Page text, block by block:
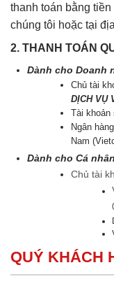
thanh toán bằng
chúng tôi hoặc tại
2. THANH TOÁN
Dành cho Doanh
Chủ tài
DỊCH VỤ
Tài
Ngân
Nam
Dành cho Cá nhân
Chủ tài
QUÝ KHÁCH